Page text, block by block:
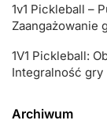
1v1 Pickleball –
Zaangażowanie
1V1 Pickleball:
Integralność gry
Archiwum